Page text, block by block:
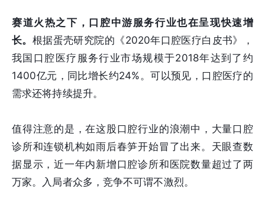
赛道火热之下，口腔中游服务行业也在呈现快速增
长。 根据蛋壳研究院的《2020年口腔医疗白皮书》，
我国口腔医疗服务行业市场规模于2018年达到了约
1400亿元，同比增长约24%。可以预见，口腔医疗的
需求还将持续提升。
值得注意的是，在这股口腔行业的浪潮中，大量口腔
诊所和连锁机构如雨后春笋开始冒了出来。天眼查数
据显示，近一年内新增口腔诊所和医院数量超过了两
万家。入局者众多，竞争不可谓不激烈。